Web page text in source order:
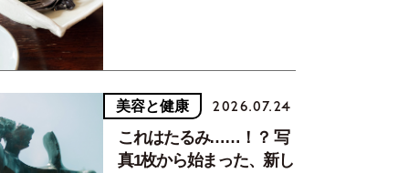
美容と健康 2026.07.24
これはたるみ……！？ 写
真1枚から始まった、新し